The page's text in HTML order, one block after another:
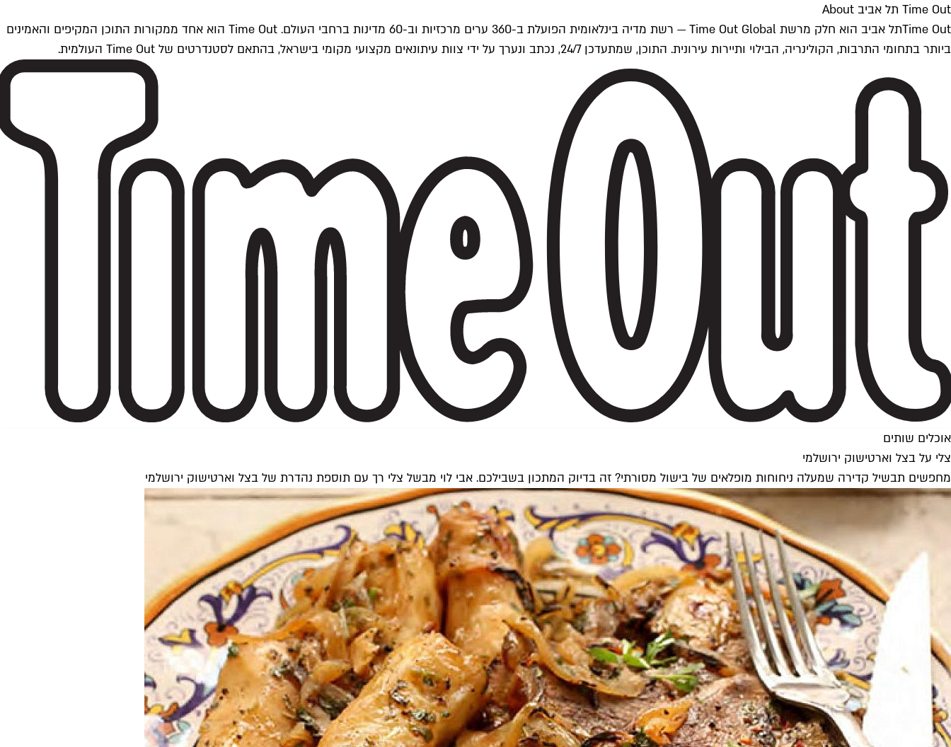
Time Out תל אביב About
Time Outתל אביב הוא חלק מרשת Time Out Global — רשת מדיה בינלאומית הפועלת ב-360 ערים מרכזיות וב-60 מדינות ברחבי העולם. Time Out הוא אחד ממקורות התוכן המקיפים והאמינים
ביותר בתחומי התרבות, הקולינריה, הבילוי ותיירות עירונית. התוכן, שמתעדכן 24/7, נכתב ונערך על ידי צוות עיתונאים מקצועי מקומי בישראל, בהתאם לסטנדרטים של Time Out העולמית.
אוכלים שותים
צלי על בצל וארטישוק ירושלמי
מחפשים תבשיל קדירה שמעלה ניחוחות מופלאים של בישול מסורתי? זה בדיוק המתכון בשבילכם. אבי לוי מבשל צלי רך עם תוספת נהדרת של בצל וארטישוק ירושלמי